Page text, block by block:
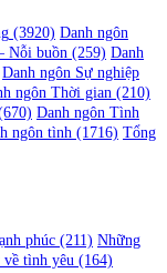
(3920) Danh ngôn
Nỗi buồn (259) Danh
Danh ngôn Sự nghiệp
ngôn Thời gian (210)
Danh ngôn Tình
ngôn tình (1716) Tổng
phúc (211) Những
tình yêu (164)